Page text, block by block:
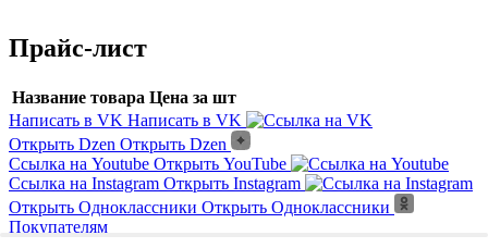
Прайс-лист
Название товара Цена за шт
Написать в VK Написать в VK
Открыть Dzen Открыть Dzen
Ссылка на Youtube Открыть YouTube
Ссылка на Instagram Открыть Instagram
Открыть Одноклассники Открыть Одноклассники
Покупателям